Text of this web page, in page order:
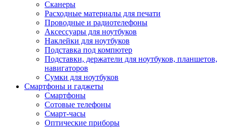
Сканеры
Расходные материалы для печати
Проводные и радиотелефоны
Аксессуары для ноутбуков
Наклейки для ноутбуков
Подставка под компютер
Подставки, держатели для ноутбуков, планшетов,
навигаторов
Сумки для ноутбуков
Смартфоны и гаджеты
Смартфоны
Сотовые телефоны
Смарт-часы
Оптические приборы